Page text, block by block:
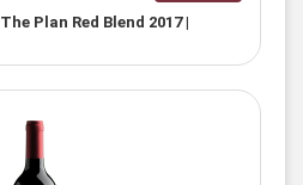
Plan Red Blend 2017 |